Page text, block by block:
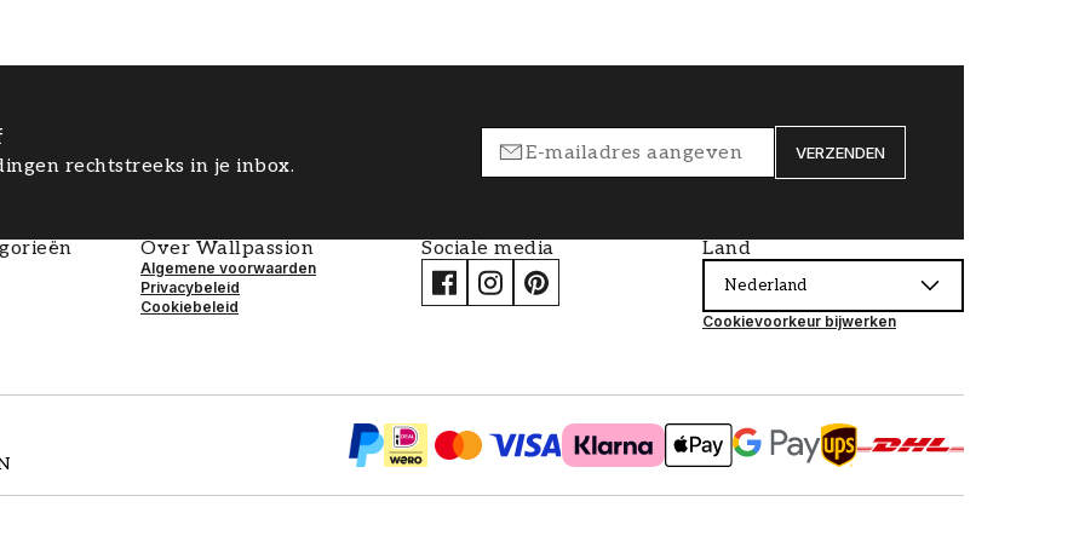
rechtstreeks in je inbox.
VERZENDEN
Over Wallpassion
Algemene voorwaarden
Privacybeleid
Cookiebeleid
Sociale media Land
Nederland
Cookievoorkeur bijwerken